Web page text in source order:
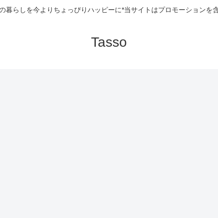
暮らしを今よりちょっぴりハッピーに*当サイトはプロモーションを
Tasso